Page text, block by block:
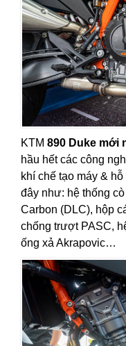
KTM 890 Duke mới
hầu hết các công
khí chế tạo máy &
đây như: hệ thống
Carbon (DLC), hộp
chống trượt PASC,
ống xả Akrapovic…